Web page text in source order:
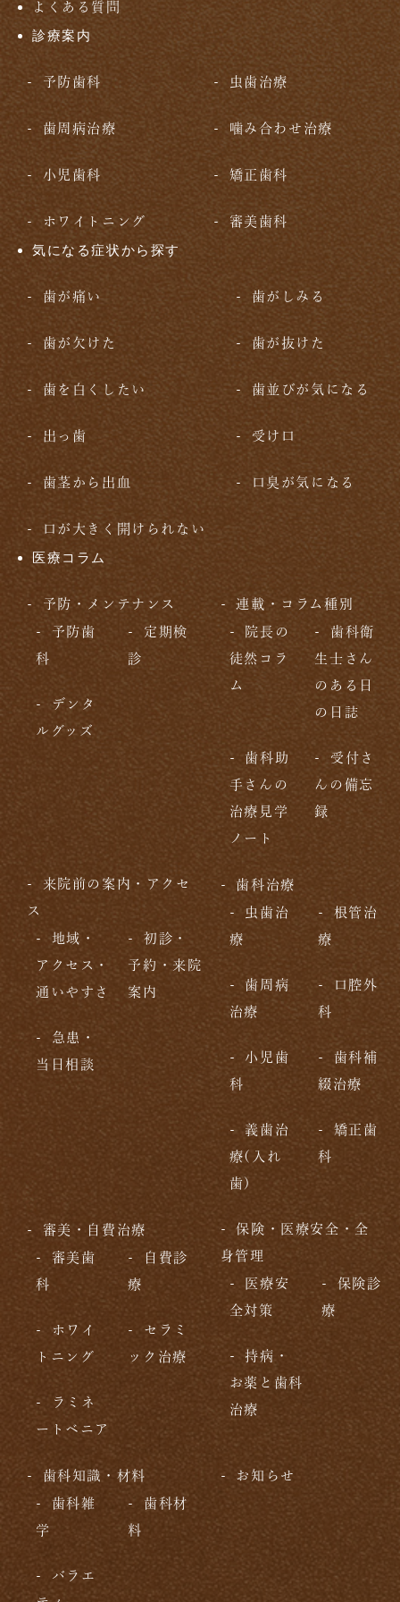
よくある質問
診療案内
予防歯科 虫歯治療
歯周病治療 噛み合わせ治療
小児歯科 矯正歯科
ホワイトニング 審美歯科
気になる症状から探す
歯が痛い 歯がしみる
歯が欠けた 歯が抜けた
歯を白くしたい 歯並びが気になる
出っ歯 受け口
歯茎から出血 口臭が気になる
口が大きく開けられない
医療コラム
予防・メンテナンス
予防歯
科
定期検
診
デンタ
ルグッズ
連載・コラム種別
院長の
徒然コラ
ム
歯科衛
生士さん
のある日
の日誌
歯科助
手さんの
治療見学
ノート
受付さ
んの備忘
録
来院前の案内・アクセ
ス
地域・
アクセス・
通いやすさ
初診・
予約・来院
案内
急患・
当日相談
歯科治療
虫歯治
療
根管治
療
歯周病
治療
口腔外
科
小児歯
科
歯科補
綴治療
義歯治
療(入れ
歯)
矯正歯
科
審美・自費治療
審美歯
科
自費診
療
ホワイ
トニング
セラミ
ック治療
ラミネ
ートベニア
保険・医療安全・全
身管理
医療安
全対策
保険診
療
持病・
お薬と歯科
治療
歯科知識・材料
歯科雑
学
歯科材
料
バラエ
お知らせ